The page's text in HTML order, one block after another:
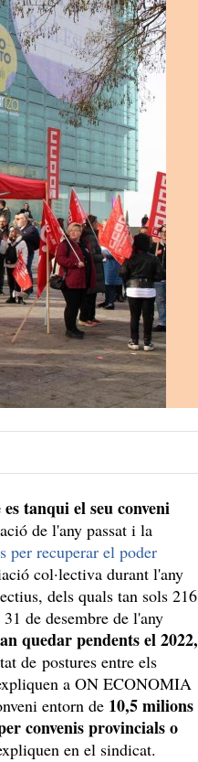
tanqui el seu conveni
de l'any passat i la
per recuperar el poder
col·lectiva durant l'any
dels quals tan sols 216
de desembre de l'any
quedar pendents el 2022,
de postures entre els
a ON ECONOMIA
entorn de 10,5 milions
convenis provincials o
en el sindicat.